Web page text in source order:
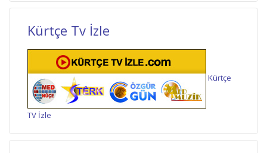
Kürtçe Tv İzle
Kürtçe
TV İzle